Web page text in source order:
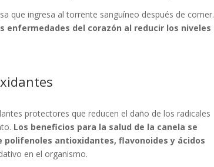
que ingresa al torrente sanguíneo después de comer.
enfermedades del corazón al reducir los niveles
protectores que reducen el daño de los radicales
Los beneficios para la salud de la canela se
polifenoles antioxidantes, flavonoides y ácidos
en el organismo.